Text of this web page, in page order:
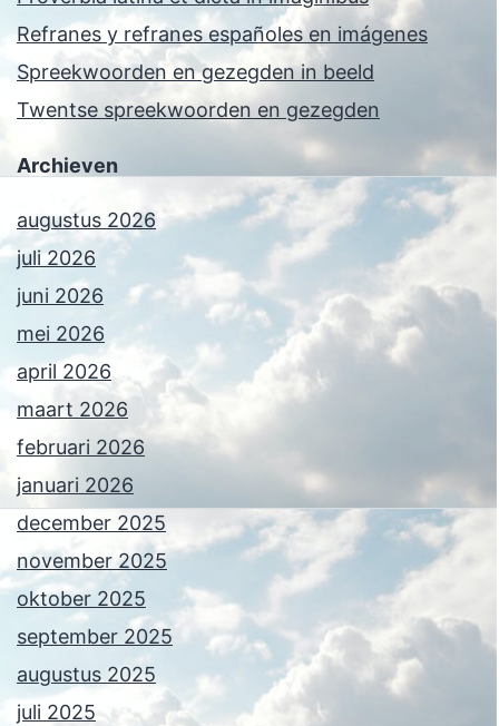
Refranes y refranes españoles en imágenes
Spreekwoorden en gezegden in beeld
Twentse spreekwoorden en gezegden
Archieven
augustus 2026
juli 2026
juni 2026
mei 2026
april 2026
maart 2026
februari 2026
januari 2026
december 2025
november 2025
oktober 2025
september 2025
augustus 2025
juli 2025